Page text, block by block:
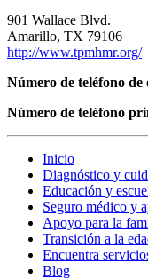
901 Wallace Blvd.
Amarillo, TX 79106
http://www.tpmhmr.org/
Número de teléfono
Número de teléfono
Inicio
Diagnóstico y
Educación y
Seguro médico y
Apoyo para la
Transición a la
Encuentra
Blog